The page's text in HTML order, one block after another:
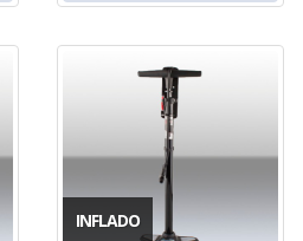
INFLADO